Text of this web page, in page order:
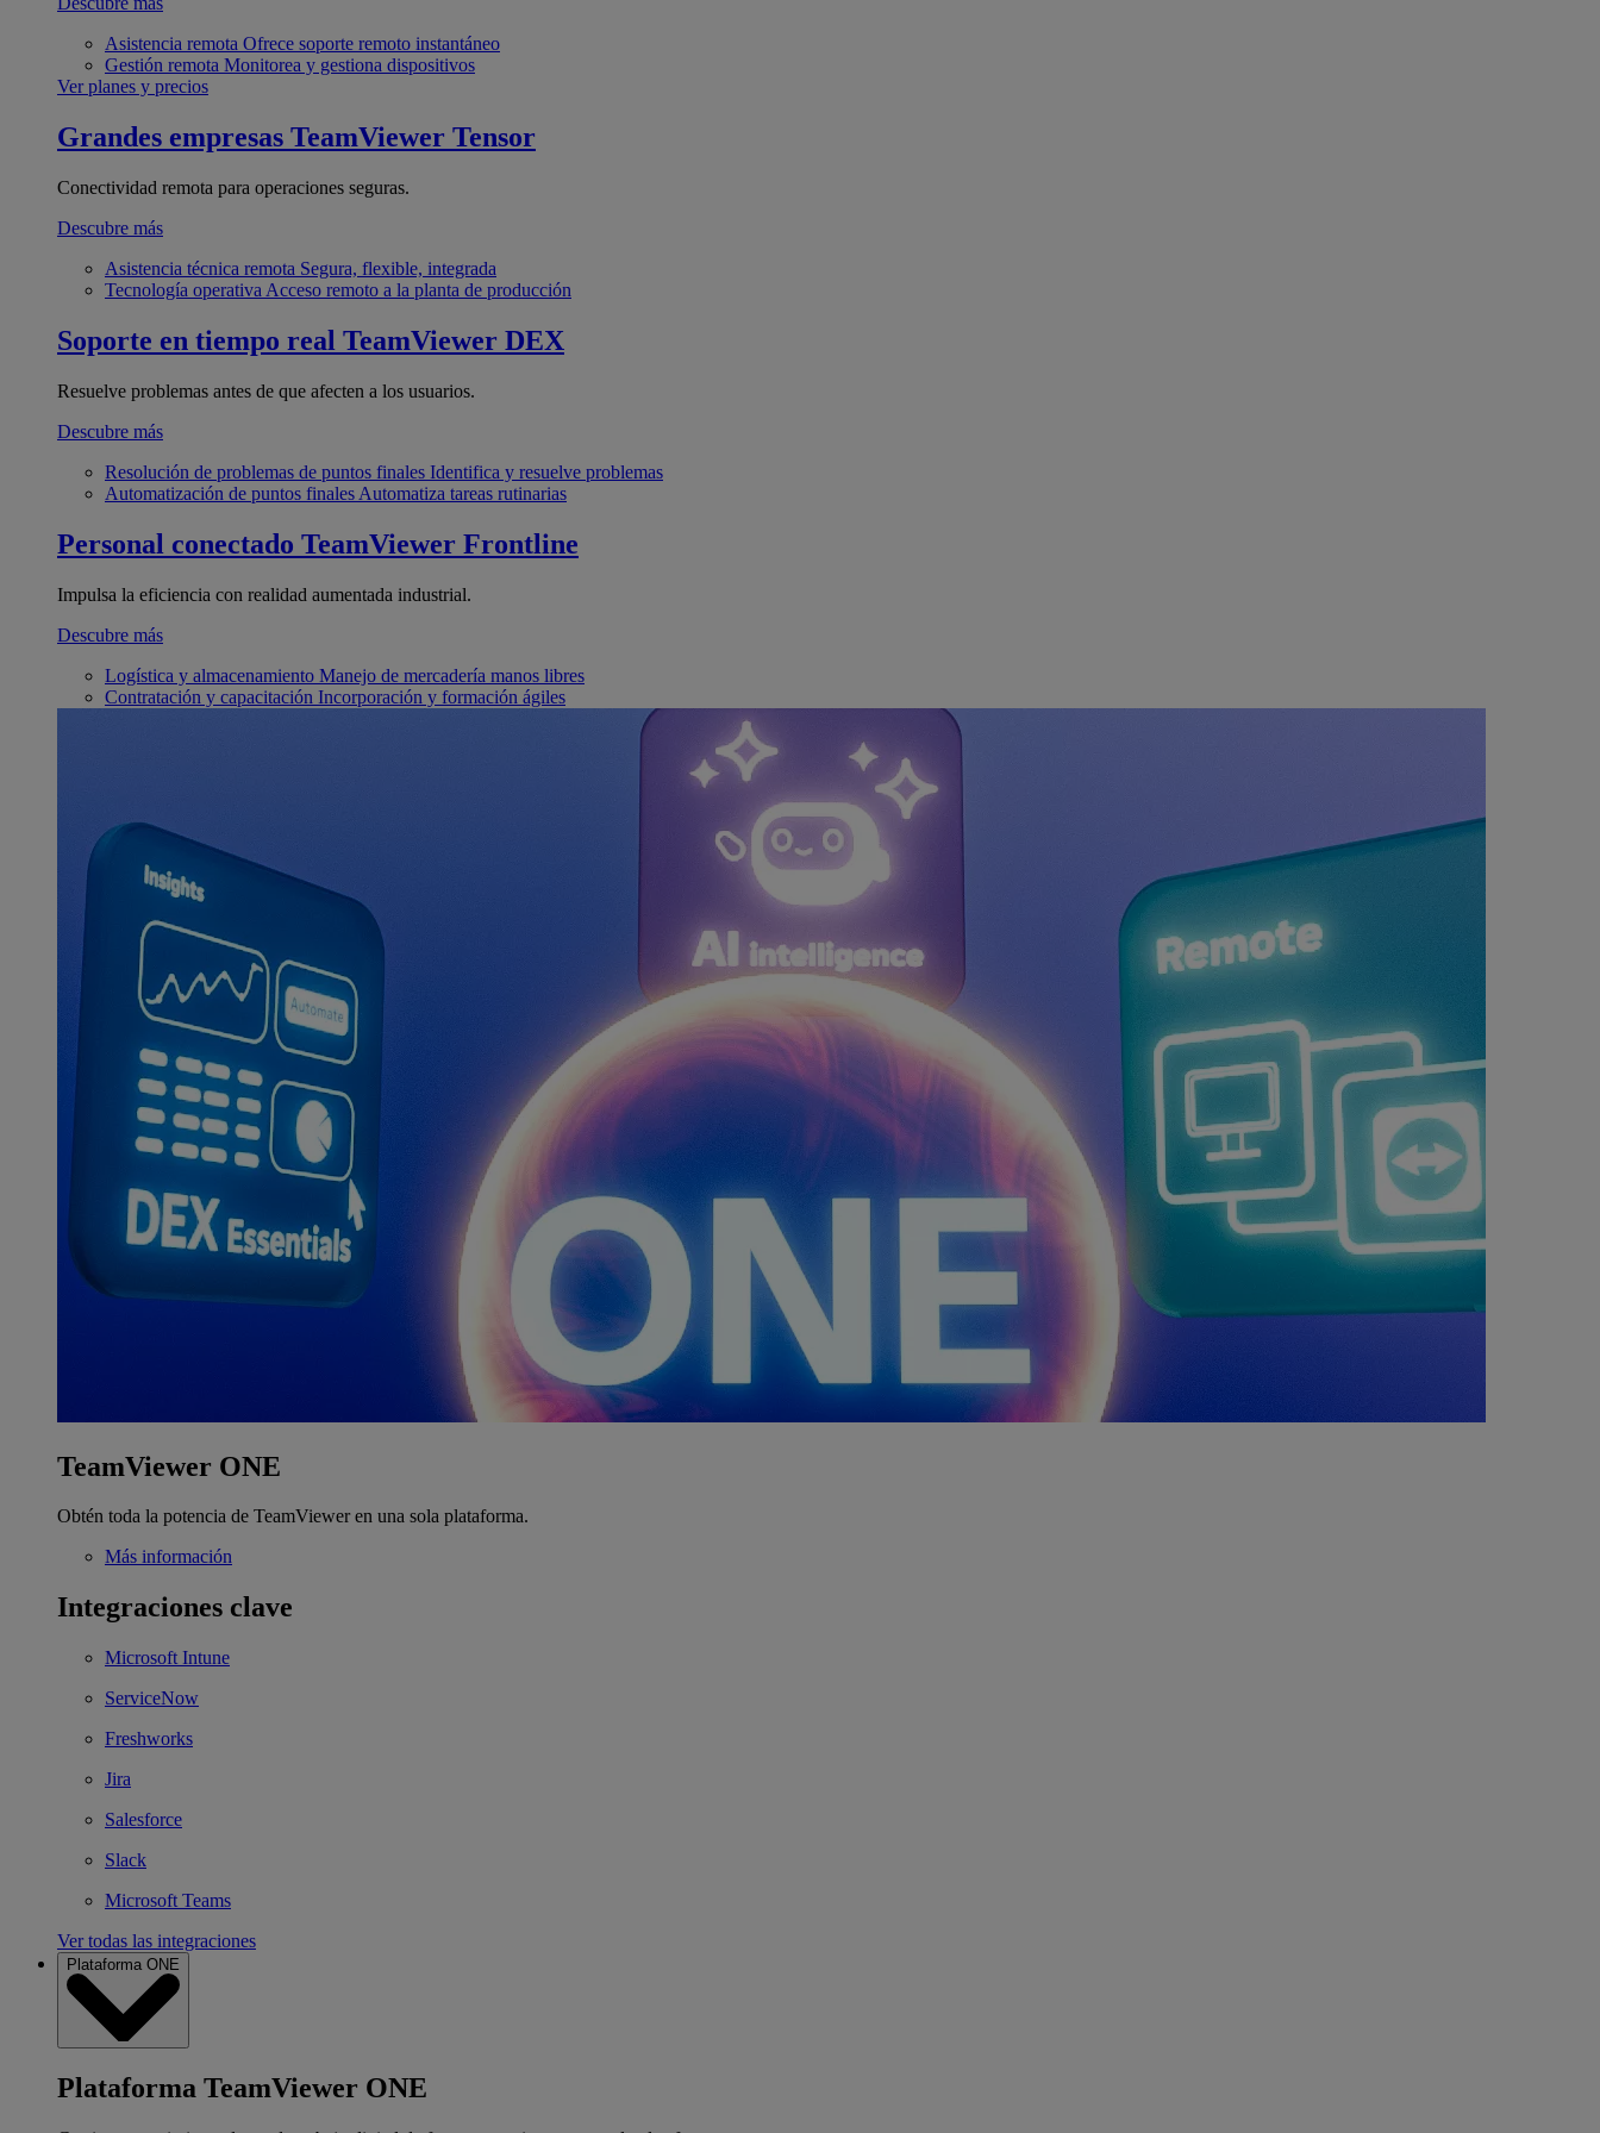
Asistencia remota Ofrece soporte remoto instantáneo
Gestión remota Monitorea y gestiona dispositivos
Ver planes y precios
Grandes empresas TeamViewer Tensor
Conectividad remota para operaciones seguras.
Descubre más
Asistencia técnica remota Segura, flexible, integrada
Tecnología operativa Acceso remoto a la planta de producción
Soporte en tiempo real TeamViewer DEX
Resuelve problemas antes de que afecten a los usuarios.
Descubre más
Resolución de problemas de puntos finales Identifica y resuelve problemas
Automatización de puntos finales Automatiza tareas rutinarias
Personal conectado TeamViewer Frontline
Impulsa la eficiencia con realidad aumentada industrial.
Descubre más
Logística y almacenamiento Manejo de mercadería manos libres
Contratación y capacitación Incorporación y formación ágiles
TeamViewer ONE
Obtén toda la potencia de TeamViewer en una sola plataforma.
Más información
Integraciones clave
Microsoft Intune
ServiceNow
Freshworks
Jira
Salesforce
Slack
Microsoft Teams
Ver todas las integraciones
Plataforma ONE
Plataforma TeamViewer ONE